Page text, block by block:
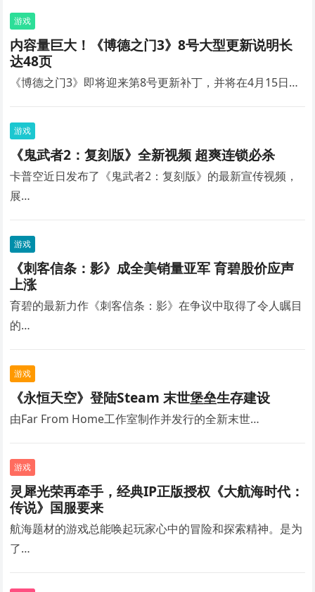
游戏
内容量巨大！《博德之门3》8号大型更新说明长
达48页
《博德之门3》即将迎来第8号更新补丁，并将在4月15日…
游戏
《鬼武者2：复刻版》全新视频 超爽连锁必杀
卡普空近日发布了《鬼武者2：复刻版》的最新宣传视频，
展…
游戏
《刺客信条：影》成全美销量亚军 育碧股价应声
上涨
育碧的最新力作《刺客信条：影》在争议中取得了令人瞩目
的…
游戏
《永恒天空》登陆Steam 末世堡垒生存建设
由Far From Home工作室制作并发行的全新末世…
游戏
灵犀光荣再牵手，经典IP正版授权《大航海时代：
传说》国服要来
航海题材的游戏总能唤起玩家心中的冒险和探索精神。是为
了…